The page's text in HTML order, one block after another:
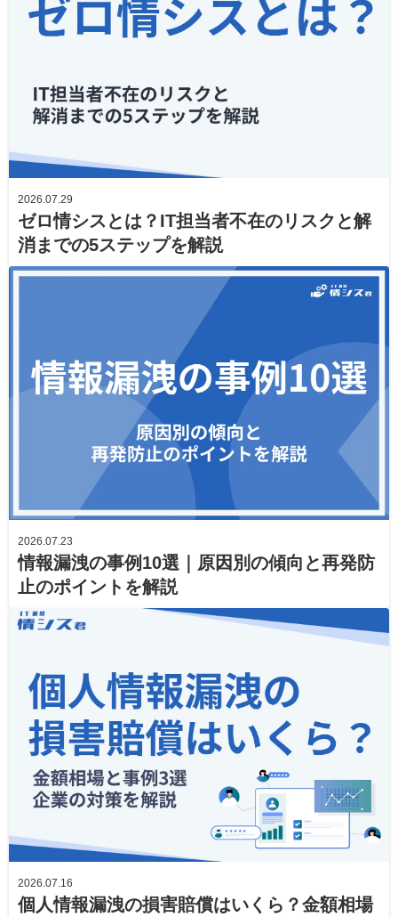
2026.07.29
ゼロ情シスとは？IT担当者不在のリスクと解
消までの5ステップを解説
2026.07.23
情報漏洩の事例10選｜原因別の傾向と再発防
止のポイントを解説
2026.07.16
個人情報漏洩の損害賠償はいくら？金額相場